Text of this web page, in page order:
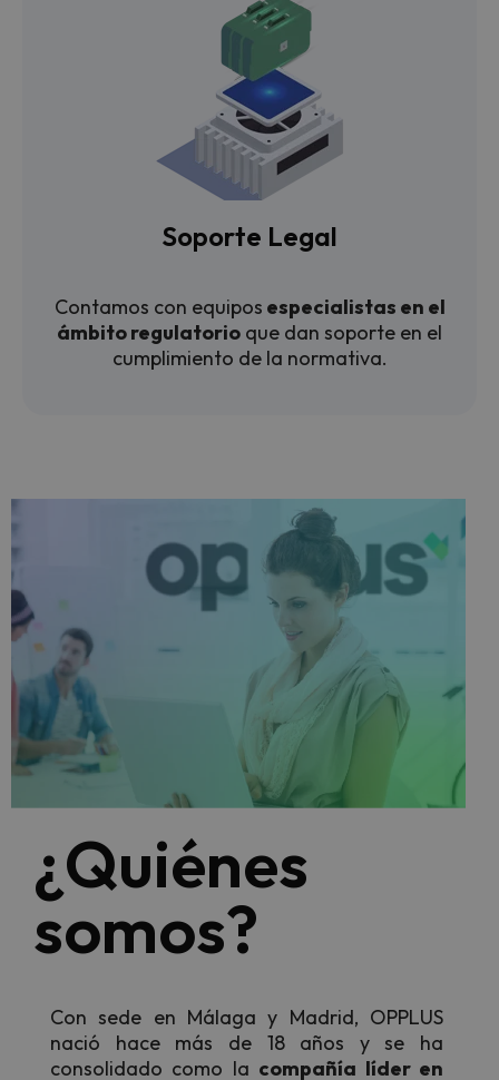
Soporte Legal
Contamos con equipos especialistas en el
ámbito regulatorio que dan soporte en el
cumplimiento de la normativa.
¿Quiénes
somos?
Con sede en Málaga y Madrid, OPPLUS
nació hace más de 18 años y se ha
consolidado como la compañía líder en